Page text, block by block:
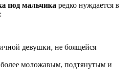
под мальчика редко нуждается в
девушки, не боящейся
более моложавым, подтянутым и